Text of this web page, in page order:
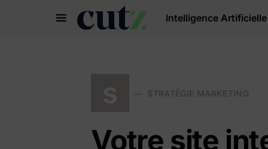
Intelligence Artificielle
Search for:
STRATÉGIE MARKETING
Votre site